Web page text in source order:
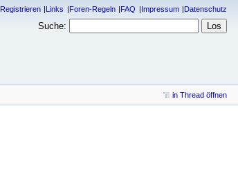
Registrieren Links Foren-Regeln FAQ Impressum Datenschutz
Suche:
in Thread öffnen